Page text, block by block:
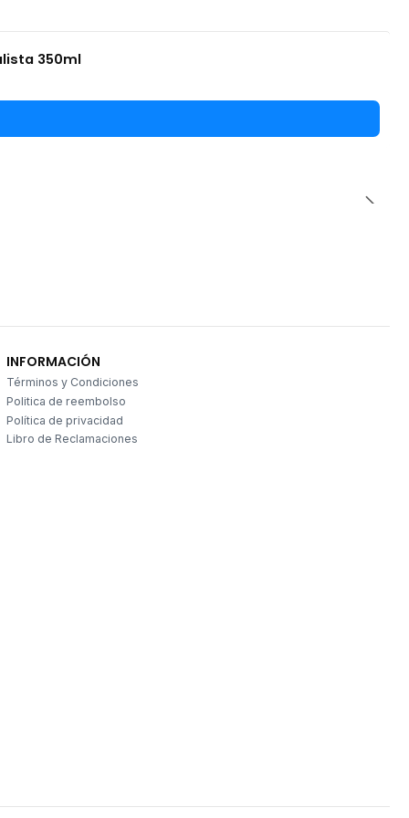
350ml
INFORMACIÓN
Términos y Condiciones
Politica de reembolso
Política de privacidad
Libro de Reclamaciones